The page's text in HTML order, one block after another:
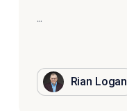
...
Rian Logan